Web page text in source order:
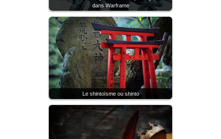
dans Warframe
Le shintoïsme ou shinto